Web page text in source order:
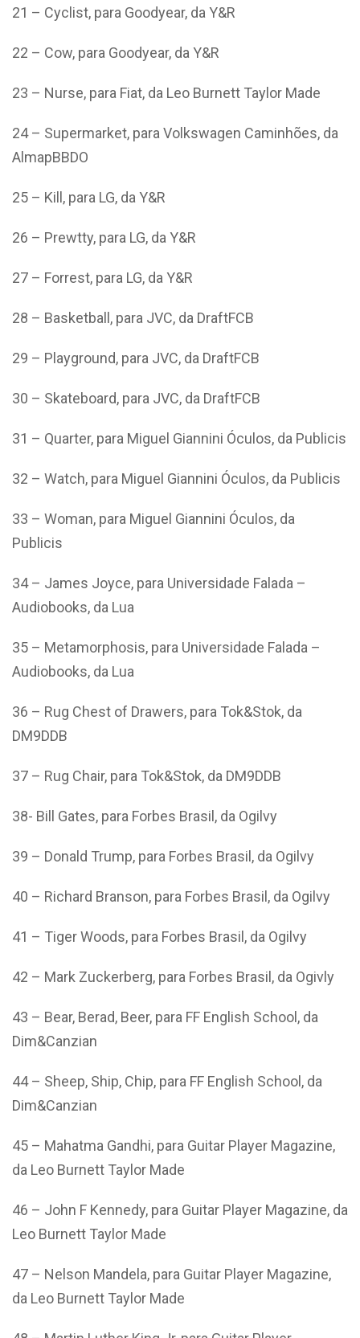
21 – Cyclist, para Goodyear, da Y&R
22 – Cow, para Goodyear, da Y&R
23 – Nurse, para Fiat, da Leo Burnett Taylor Made
24 – Supermarket, para Volkswagen Caminhões, da
AlmapBBDO
25 – Kill, para LG, da Y&R
26 – Prewtty, para LG, da Y&R
27 – Forrest, para LG, da Y&R
28 – Basketball, para JVC, da DraftFCB
29 – Playground, para JVC, da DraftFCB
30 – Skateboard, para JVC, da DraftFCB
31 – Quarter, para Miguel Giannini Óculos, da Publicis
32 – Watch, para Miguel Giannini Óculos, da Publicis
33 – Woman, para Miguel Giannini Óculos, da
Publicis
34 – James Joyce, para Universidade Falada –
Audiobooks, da Lua
35 – Metamorphosis, para Universidade Falada –
Audiobooks, da Lua
36 – Rug Chest of Drawers, para Tok&Stok, da
DM9DDB
37 – Rug Chair, para Tok&Stok, da DM9DDB
38- Bill Gates, para Forbes Brasil, da Ogilvy
39 – Donald Trump, para Forbes Brasil, da Ogilvy
40 – Richard Branson, para Forbes Brasil, da Ogilvy
41 – Tiger Woods, para Forbes Brasil, da Ogilvy
42 – Mark Zuckerberg, para Forbes Brasil, da Ogivly
43 – Bear, Berad, Beer, para FF English School, da
Dim&Canzian
44 – Sheep, Ship, Chip, para FF English School, da
Dim&Canzian
45 – Mahatma Gandhi, para Guitar Player Magazine,
da Leo Burnett Taylor Made
46 – John F Kennedy, para Guitar Player Magazine, da
Leo Burnett Taylor Made
47 – Nelson Mandela, para Guitar Player Magazine,
da Leo Burnett Taylor Made